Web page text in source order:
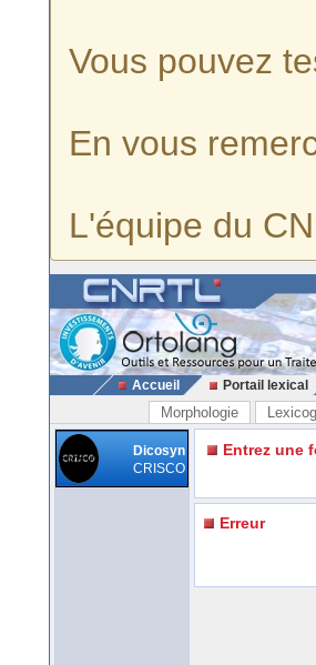
Vous pouvez
En vous
L'équipe du
Accueil Portail lexical
Morphologie
Dicosyn
CRISCO
Entrez une
Erreur